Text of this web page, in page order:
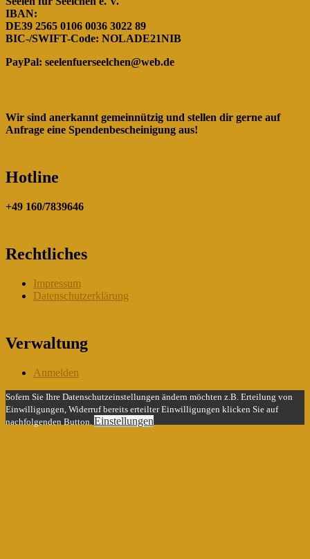
IBAN:
DE39 2565 0106 0036 3022 89
BIC-/SWIFT-Code: NOLADE21NIB
PayPal: seelenfuerseelchen@web.de
Wir sind anerkannt gemeinnützig und stellen dir gerne auf
Anfrage eine Spendenbescheinigung aus!
Hotline
+49 160/7839646
Rechtliches
Impressum
Datenschutzerklärung
Verwaltung
Anmelden
Sofern Sie Ihre Datenschutzeinstellungen ändern möchten z.B. Erteilung von
Einwilligungen, Widerruf bereits erteilter Einwilligungen klicken Sie auf
nachfolgenden Button. Einstellungen